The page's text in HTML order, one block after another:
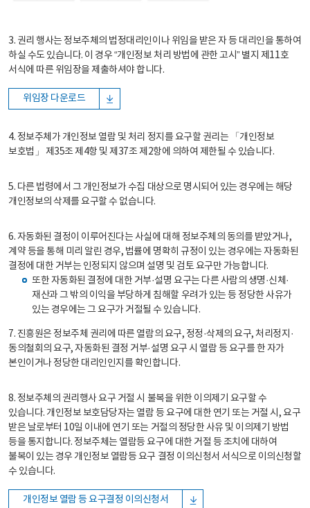
3. 권리 행사는 정보주체의 법정대리인이나 위임을 받은 자 등 대리인을 통하여
하실 수도 있습니다. 이 경우 “개인정보 처리 방법에 관한 고시” 별지 제11호
서식에 따른 위임장을 제출하셔야 합니다.
위임장 다운로드
4. 정보주체가 개인정보 열람 및 처리 정지를 요구할 권리는 「개인정보
보호법」 제35조 제4항 및 제37조 제2항에 의하여 제한될 수 있습니다.
5. 다른 법령에서 그 개인정보가 수집 대상으로 명시되어 있는 경우에는 해당
개인정보의 삭제를 요구할 수 없습니다.
6. 자동화된 결정이 이루어진다는 사실에 대해 정보주체의 동의를 받았거나,
계약 등을 통해 미리 알린 경우, 법률에 명확히 규정이 있는 경우에는 자동화된
결정에 대한 거부는 인정되지 않으며 설명 및 검토 요구만 가능합니다.
또한 자동화된 결정에 대한 거부·설명 요구는 다른 사람의 생명·신체·
재산과 그 밖의 이익을 부당하게 침해할 우려가 있는 등 정당한 사유가
있는 경우에는 그 요구가 거절될 수 있습니다.
7. 진흥원은 정보주체 권리에 따른 열람의 요구, 정정·삭제의 요구, 처리정지·
동의철회의 요구, 자동화된 결정 거부·설명 요구 시 열람 등 요구를 한 자가
본인이거나 정당한 대리인인지를 확인합니다.
8. 정보주체의 권리행사 요구 거절 시 불복을 위한 이의제기 요구할 수
있습니다. 개인정보 보호담당자는 열람 등 요구에 대한 연기 또는 거절 시, 요구
받은 날로부터 10일 이내에 연기 또는 거절의 정당한 사유 및 이의제기 방법
등을 통지합니다. 정보주체는 열람등 요구에 대한 거절 등 조치에 대하여
불복이 있는 경우 개인정보 열람등 요구 결정 이의신청서 서식으로 이의신청할
수 있습니다.
개인정보 열람 등 요구결정 이의신청서